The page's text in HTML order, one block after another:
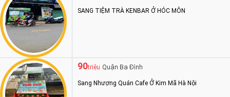
SANG TIỆM TRÀ KENBAR Ở HÓC MÔN
90triệu Quận Ba Đình
Sang Nhượng Quán Cafe Ở Kim Mã Hà Nội